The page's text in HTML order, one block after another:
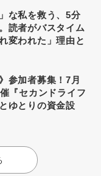
な私を救う、5分
読者がバスタイム
変われた」理由と
参加者募集！7月
『セカンドライフ
ゆとりの資金設